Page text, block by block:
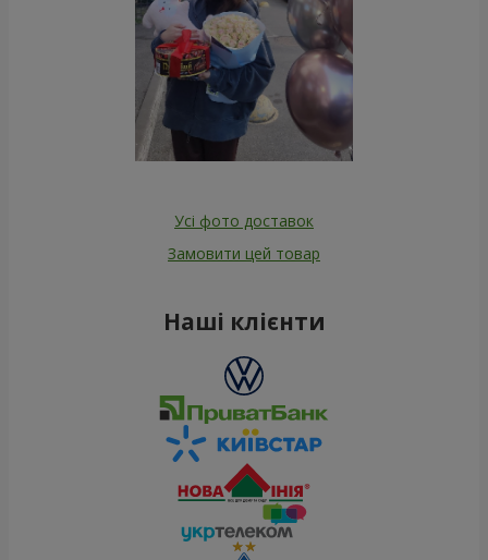
Усі фото доставок
Замовити цей товар
Наші клієнти